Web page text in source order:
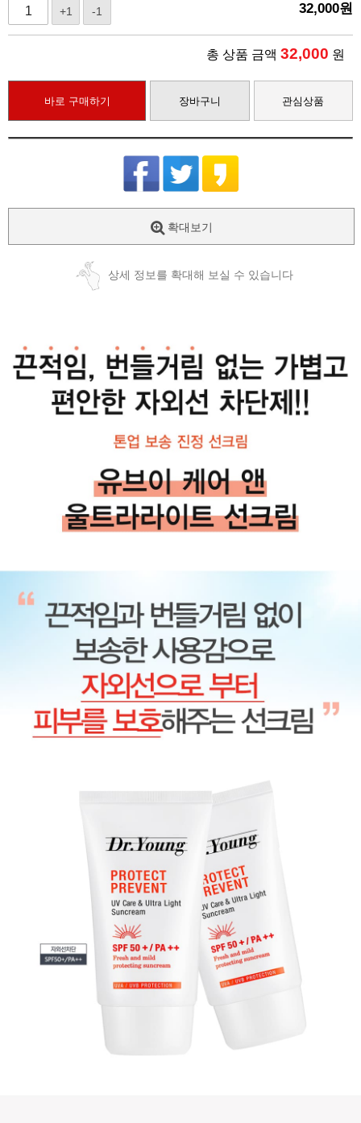
+1 -1 32,000원
총 상품 금액 32,000 원
바로 구매하기 장바구니 관심상품
확대보기
상세 정보를 확대해 보실 수 있습니다